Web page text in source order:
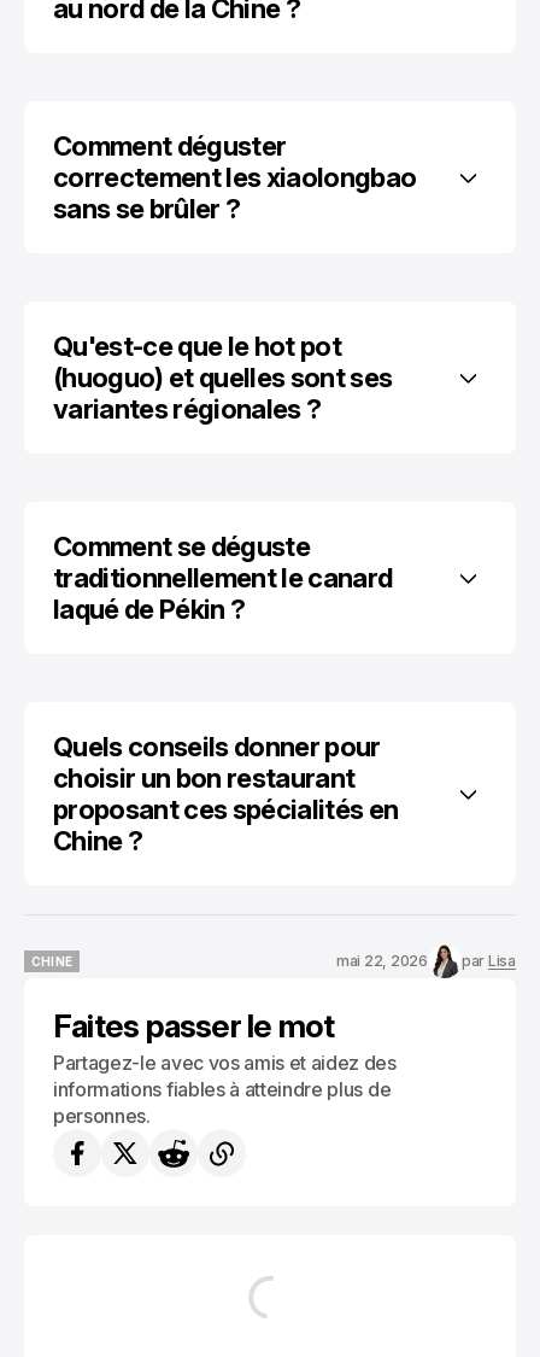
au nord de la Chine ?
Comment déguster
correctement les xiaolongbao
sans se brûler ?
Qu'est-ce que le hot pot
(huoguo) et quelles sont ses
variantes régionales ?
Comment se déguste
traditionnellement le canard
laqué de Pékin ?
Quels conseils donner pour
choisir un bon restaurant
proposant ces spécialités en
Chine ?
CHINE
mai 22, 2026 par Lisa
Faites passer le mot
Partagez-le avec vos amis et aidez des
informations fiables à atteindre plus de
personnes.